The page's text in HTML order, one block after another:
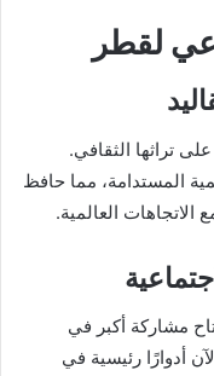
لقطر
تراثها الثقافي.
المستدامة، مما حافظ
الاتجاهات العالمية.
مشاركة أكبر في
أدوارًا رئيسية في